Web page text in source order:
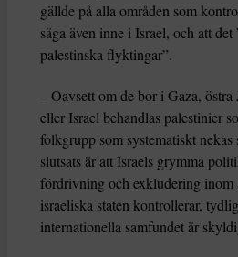
gällde på alla områden som
säga även inne i Israel, och att det
palestinska flyktingar”.
– Oavsett om de bor i Gaza, östra
eller Israel behandlas palestinier
folkgrupp som systematiskt nekas
slutsats är att Israels grymma
fördrivning och exkludering inom
israeliska staten kontrollerar,
internationella samfundet är